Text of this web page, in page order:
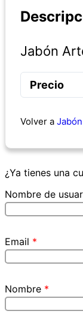
Jabón
Precio
Volver a
¿Ya tienes una
Nombre de
Email *
Nombre *